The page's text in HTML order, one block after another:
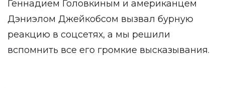
Геннадием Головкиным и американцем
Дэниэлом Джейкобсом вызвал бурную
реакцию в соцсетях, а мы решили
вспомнить все его громкие высказывания.